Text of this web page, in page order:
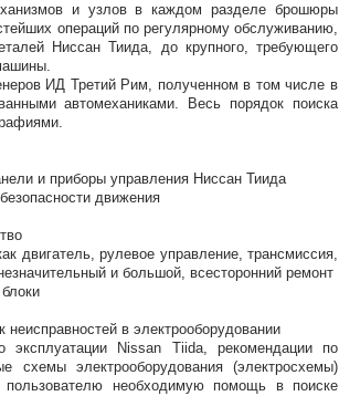
и узлов в каждом разделе брошюры
операций по регулярному обслуживанию,
Ниссан Тиида, до крупного, требующего
ИД Третий Рим, полученном в том числе в
автомеханиками. Весь порядок поиска
и приборы управления Ниссан Тиида
движения
двигатель, рулевое управление, трансмиссия,
и большой, всесторонний ремонт
в электрооборудовании
Nissan Tiida, рекомендации по
схемы электрооборудования (электросхемы)
необходимую помощь в поиске